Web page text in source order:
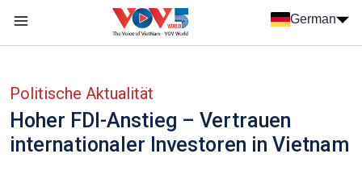
German
Politische Aktualität
Hoher FDI-Anstieg – Vertrauen
internationaler Investoren in Vietnam